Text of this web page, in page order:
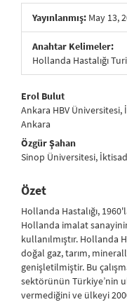
Yayınlanmış: May 13,
Anahtar Kelimeler:
Hollanda Hastalığı
Erol Bulut
Ankara HBV
Ankara
Özgür Şahan
Sinop Üniversitesi,
Özet
Hollanda Hastalığı,
Hollanda imalat
kullanılmıştır. Hollanda
doğal gaz, tarım,
genişletilmiştir. Bu
sektörünün Türkiye’nin
vermediğini ve ülkeyi